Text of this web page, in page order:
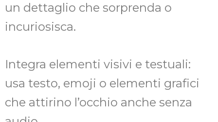
un dettaglio che sorprenda o
incuriosisca.
Integra elementi visivi e testuali:
usa testo, emoji o elementi grafici
che attirino l’occhio anche senza